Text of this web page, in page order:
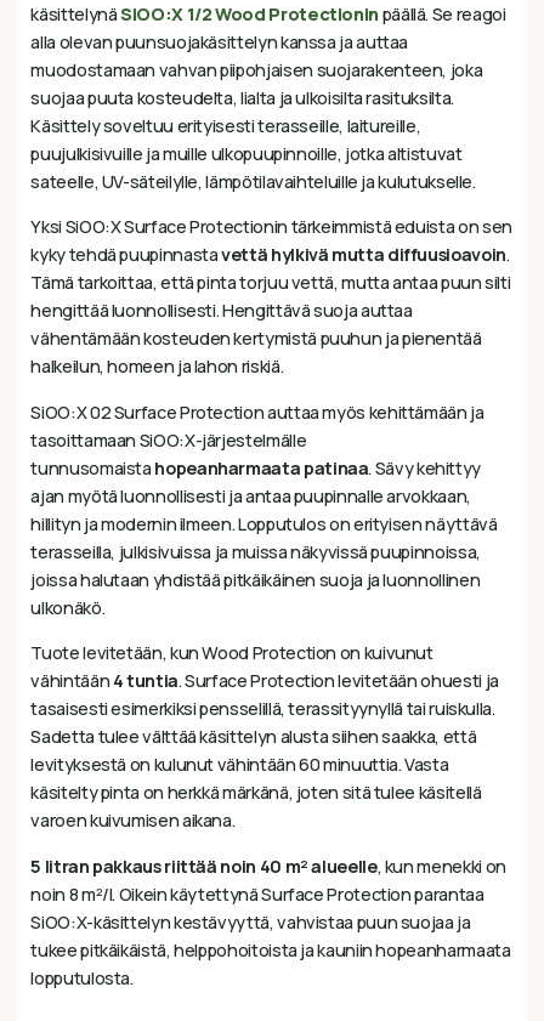
käsittelynäSiOO:X 1/2 Wood Protectionin päällä. Se reagoi
alla olevan puunsuojakäsittelyn kanssa ja auttaa
muodostamaan vahvan piipohjaisen suojarakenteen, joka
suojaa puuta kosteudelta, lialta ja ulkoisilta rasituksilta.
Käsittely soveltuu erityisesti terasseille, laitureille,
puujulkisivuille ja muille ulkopuupinnoille, jotka altistuvat
sateelle, UV-säteilylle, lämpötilavaihteluille ja kulutukselle.
Yksi SiOO:X Surface Protectionin tärkeimmistä eduista on sen
kyky tehdä puupinnastavettä hylkivä mutta diffuusioavoin.
Tämä tarkoittaa, että pinta torjuu vettä, mutta antaa puun silti
hengittää luonnollisesti. Hengittävä suoja auttaa
vähentämään kosteuden kertymistä puuhun ja pienentää
halkeilun, homeen ja lahon riskiä.
SiOO:X 02 Surface Protection auttaa myös kehittämään ja
tasoittamaan SiOO:X-järjestelmälle
tunnusomaista hopeanharmaata patinaa. Sävy kehittyy
ajan myötä luonnollisesti ja antaa puupinnalle arvokkaan,
hillityn ja modernin ilmeen. Lopputulos on erityisen näyttävä
terasseilla, julkisivuissa ja muissa näkyvissä puupinnoissa,
joissa halutaan yhdistää pitkäikäinen suoja ja luonnollinen
ulkonäkö.
Tuote levitetään, kun Wood Protection on kuivunut
vähintään 4 tuntia. Surface Protection levitetään ohuesti ja
tasaisesti esimerkiksi pensselillä, terassityynyllä tai ruiskulla.
Sadetta tulee välttää käsittelyn alusta siihen saakka, että
levityksestä on kulunut vähintään 60 minuuttia. Vasta
käsitelty pinta on herkkä märkänä, joten sitä tulee käsitellä
varoen kuivumisen aikana.
5 litran pakkaus riittää noin 40 m² alueelle, kun menekki on
noin 8 m²/l. Oikein käytettynä Surface Protection parantaa
SiOO:X-käsittelyn kestävyyttä, vahvistaa puun suojaa ja
tukee pitkäikäistä, helppohoitoista ja kauniin hopeanharmaata
lopputulosta.